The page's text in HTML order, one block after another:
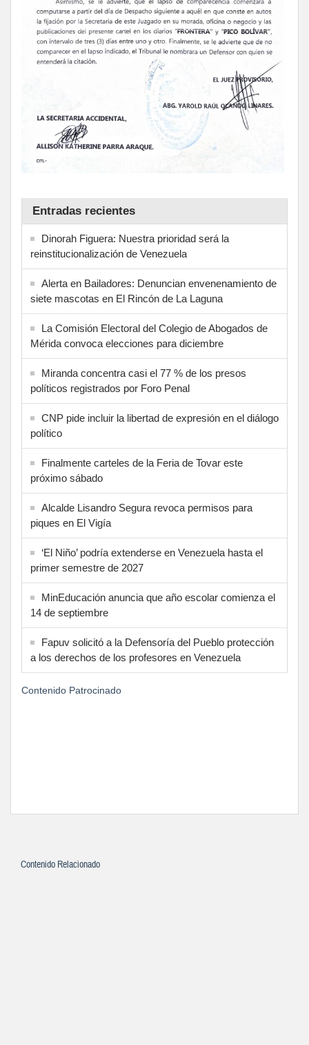
Entradas recientes
Dinorah Figuera: Nuestra prioridad será la
reinstitucionalización de Venezuela
Alerta en Bailadores: Denuncian envenenamiento de
siete mascotas en El Rincón de La Laguna
La Comisión Electoral del Colegio de Abogados de
Mérida convoca elecciones para diciembre
Miranda concentra casi el 77 % de los presos
políticos registrados por Foro Penal
CNP pide incluir la libertad de expresión en el diálogo
político
Finalmente carteles de la Feria de Tovar este
próximo sábado
Alcalde Lisandro Segura revoca permisos para
piques en El Vigía
‘El Niño’ podría extenderse en Venezuela hasta el
primer semestre de 2027
MinEducación anuncia que año escolar comienza el
14 de septiembre
Fapuv solicitó a la Defensoría del Pueblo protección
a los derechos de los profesores en Venezuela
Contenido Patrocinado
Contenido Relacionado